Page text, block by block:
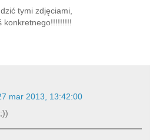
tymi zdjęciami,
konkretnego!!!!!!!!!
mar 2013, 13:42:00